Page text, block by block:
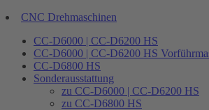
CNC Drehmaschinen
CC-D6000 | CC-D6200 HS
CC-D6000 | CC-D6200 HS
CC-D6800 HS
Sonderausstattung
zu CC-D6000 | CC-D6200 HS
zu CC-D6800 HS